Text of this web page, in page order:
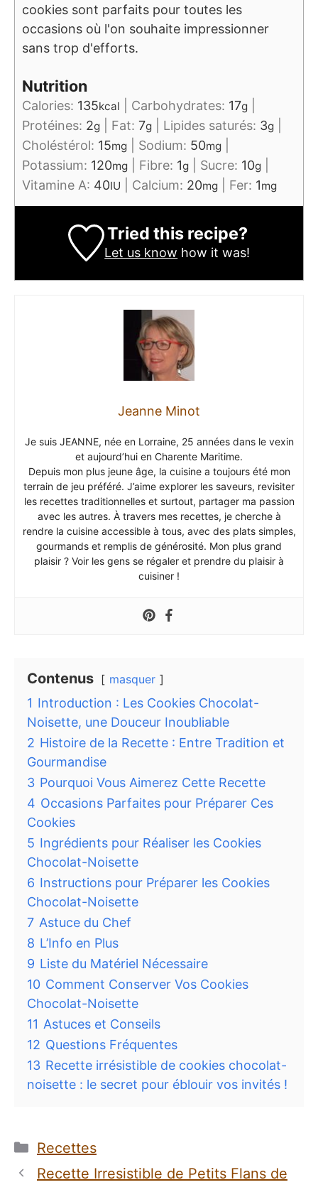
cookies sont parfaits pour toutes les
occasions où l'on souhaite impressionner
sans trop d'efforts.
Nutrition
Calories: 135kcal Carbohydrates: 17g
Protéines: 2g Fat: 7g Lipides saturés: 3g
Choléstérol: 15mg Sodium: 50mg
Potassium: 120mg Fibre: 1g Sucre: 10g
Vitamine A: 40IU Calcium: 20mg Fer: 1mg
Tried this recipe?
Let us know how it was!
Jeanne Minot
Je suis JEANNE, née en Lorraine, 25 années dans le vexin
et aujourd’hui en Charente Maritime.
Depuis mon plus jeune âge, la cuisine a toujours été mon
terrain de jeu préféré. J’aime explorer les saveurs, revisiter
les recettes traditionnelles et surtout, partager ma passion
avec les autres. À travers mes recettes, je cherche à
rendre la cuisine accessible à tous, avec des plats simples,
gourmands et remplis de générosité. Mon plus grand
plaisir ? Voir les gens se régaler et prendre du plaisir à
cuisiner !
Contenus masquer
1 Introduction : Les Cookies Chocolat-
Noisette, une Douceur Inoubliable
2 Histoire de la Recette : Entre Tradition et
Gourmandise
3 Pourquoi Vous Aimerez Cette Recette
4 Occasions Parfaites pour Préparer Ces
Cookies
5 Ingrédients pour Réaliser les Cookies
Chocolat-Noisette
6 Instructions pour Préparer les Cookies
Chocolat-Noisette
7 Astuce du Chef
8 L’Info en Plus
9 Liste du Matériel Nécessaire
10 Comment Conserver Vos Cookies
Chocolat-Noisette
11 Astuces et Conseils
12 Questions Fréquentes
13 Recette irrésistible de cookies chocolat-
noisette : le secret pour éblouir vos invités !
Catégories
Recettes
Recette Irresistible de Petits Flans de